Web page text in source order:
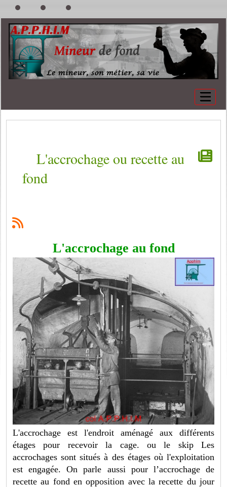
L'accrochage ou recette au
fond
L'accrochage au fond
L'accrochage est l'endroit aménagé aux différents
étages pour recevoir la cage. ou le skip Les
accrochages sont situés à des étages où l'exploitation
est engagée. On parle aussi pour l’accrochage de
recette au fond en opposition avec la recette du jour